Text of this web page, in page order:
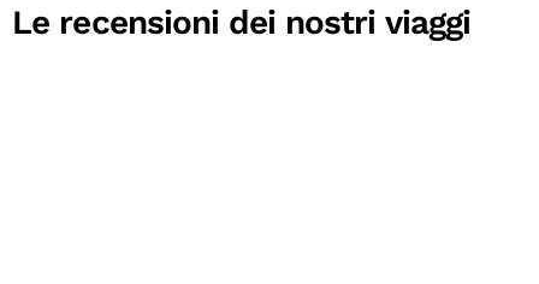
Le recensioni dei nostri viaggi